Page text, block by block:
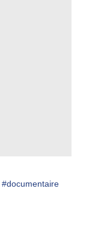
#documentaire